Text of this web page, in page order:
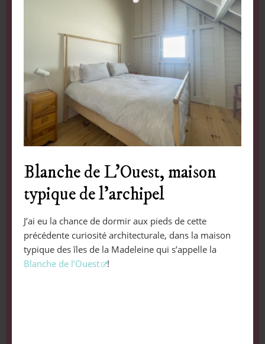
Blanche de L’Ouest, maison
typique de l’archipel
J’ai eu la chance de dormir aux pieds de cette
précédente curiosité architecturale, dans la maison
typique des îles de la Madeleine qui s’appelle la
Blanche de l’Ouest
!